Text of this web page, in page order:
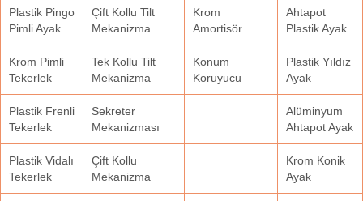
Plastik Pingo
Pimli Ayak
Çift Kollu Tilt
Mekanizma
Krom
Amortisör
Ahtapot
Plastik Ayak
Krom Pimli
Tekerlek
Tek Kollu Tilt
Mekanizma
Konum
Koruyucu
Plastik Yıldız
Ayak
Plastik Frenli
Tekerlek
Sekreter
Mekanizması
Alüminyum
Ahtapot Ayak
Plastik Vidalı
Tekerlek
Çift Kollu
Mekanizma
Krom Konik
Ayak